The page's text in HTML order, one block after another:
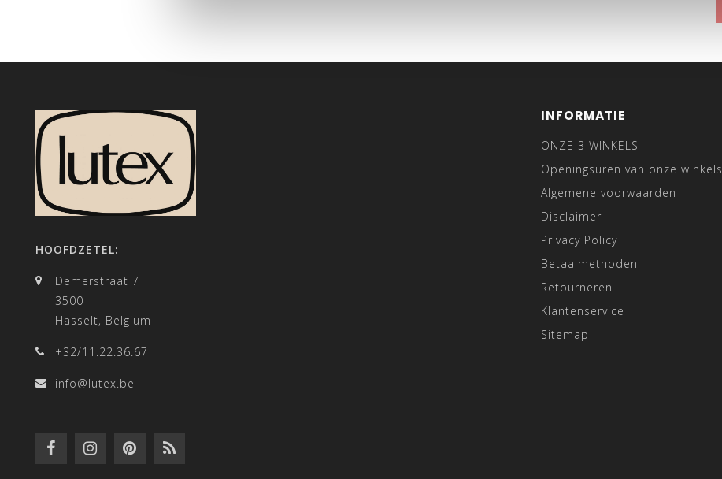
HOOFDZETEL:
Demerstraat 7
3500
Hasselt, Belgium
+32/11.22.36.67
info@lutex.be
INFORMATIE
ONZE 3 WINKELS
Openingsuren van onze winkels
Algemene voorwaarden
Disclaimer
Privacy Policy
Betaalmethoden
Retourneren
Klantenservice
Sitemap